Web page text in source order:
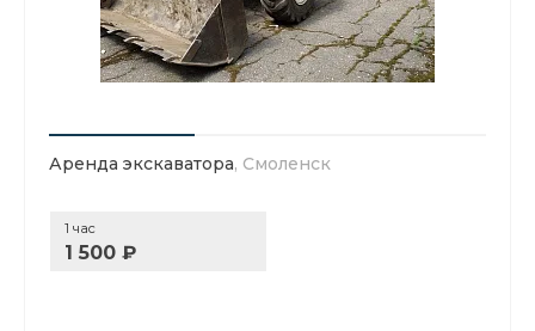
Аренда экскаватора, Смоленск
1 час
1 500 ₽